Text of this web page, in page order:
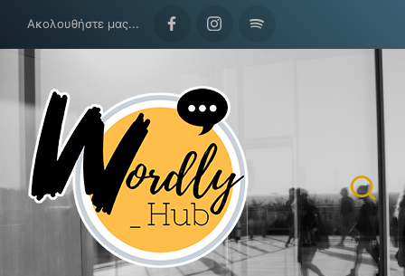
Ακολουθήστε μας...
FacebookInstagramSpotify